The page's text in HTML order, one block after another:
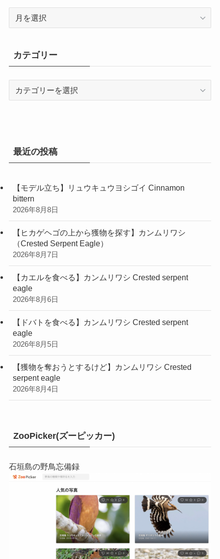
ブ
カテゴリー
最近の投稿
【モデル立ち】リュウキュウヨシゴイ Cinnamon
bittern
2026年8月8日
【ヒカゲヘゴの上から獲物を探す】カンムリワシ
（Crested Serpent Eagle）
2026年8月7日
【カエルを食べる】カンムリワシ Crested serpent
eagle
2026年8月6日
【ドバトを食べる】カンムリワシ Crested serpent
eagle
2026年8月5日
【獲物を奪おうとするけど】カンムリワシ Crested
serpent eagle
2026年8月4日
ZooPicker(ズーピッカー)
石垣島の野鳥忘備録